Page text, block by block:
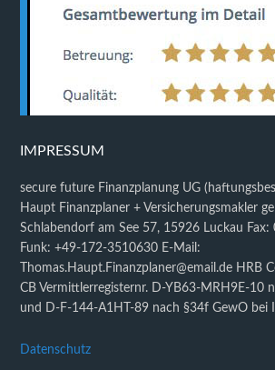
IMPRESSUM
secure future Finanzplanung UG
Haupt Finanzplaner + Versicherungsmakler
Schlabendorf am See 57, 15926 Luckau
Funk: +49-172-3510630 E-Mail:
Thomas.Haupt.Finanzplaner@email.de HRB
CB Vermittlerregisternr. D-YB63-MRH9E-10
und D-F-144-A1HT-89 nach §34f GewO bei
Datenschutz